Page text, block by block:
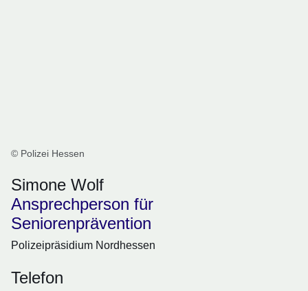
© Polizei Hessen
Simone Wolf
Ansprechperson für
Seniorenprävention
Polizeipräsidium Nordhessen
Telefon